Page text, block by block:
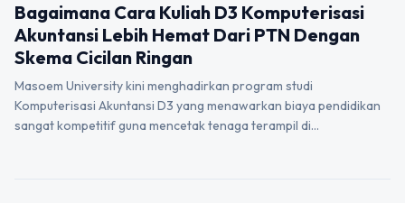
Bagaimana Cara Kuliah D3 Komputerisasi
Akuntansi Lebih Hemat Dari PTN Dengan
Skema Cicilan Ringan
Masoem University kini menghadirkan program studi
Komputerisasi Akuntansi D3 yang menawarkan biaya pendidikan
sangat kompetitif guna mencetak tenaga terampil di…